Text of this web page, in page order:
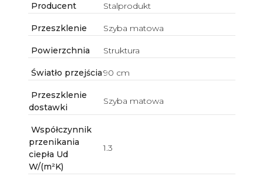
Producent Stalprodukt
Przeszklenie Szyba matowa
Powierzchnia Struktura
Światło przejścia90 cm
Przeszklenie
dostawki
Szyba matowa
Współczynnik
przenikania
ciepła Ud
W/(m²K)
1.3